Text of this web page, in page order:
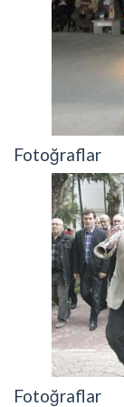
Fotoğraflar
Fotoğraflar